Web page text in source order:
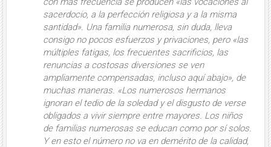
sacerdocio, a la perfección religiosa y a la misma
santidad». Una familia numerosa, sin duda, lleva
consigo no pocos esfuerzos y privaciones, pero «las
múlti­ples fatigas, los frecuentes sacrificios, las
renuncias a costosas diversiones se ven
ampliamente compensadas, incluso aquí abajo», de
muchas maneras. «Los numerosos hermanos
ignoran el tedio de la soledad y el disgusto de verse
obliga­dos a vivir siempre entre mayores. Los niños
de familias numerosas se educan como por sí solos.
Y en esto el número no va en demérito de la calidad,